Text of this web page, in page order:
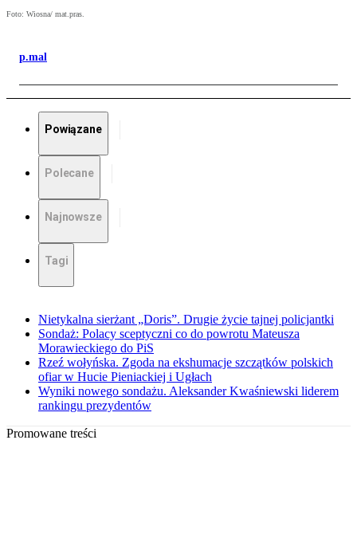
Foto: Wiosna/ mat.pras.
p.mal
Powiązane
Polecane
Najnowsze
Tagi
Nietykalna sierżant „Doris”. Drugie życie tajnej policjantki
Sondaż: Polacy sceptyczni co do powrotu Mateusza
Morawieckiego do PiS
Rzeź wołyńska. Zgoda na ekshumacje szczątków polskich
ofiar w Hucie Pieniackiej i Ugłach
Wyniki nowego sondażu. Aleksander Kwaśniewski liderem
rankingu prezydentów
Promowane treści